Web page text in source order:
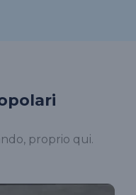
proprio qui.